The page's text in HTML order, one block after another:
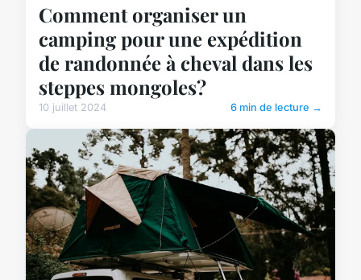
Comment organiser un
camping pour une expédition
de randonnée à cheval dans les
steppes mongoles?
10 juillet 2024 6 min de lecture →